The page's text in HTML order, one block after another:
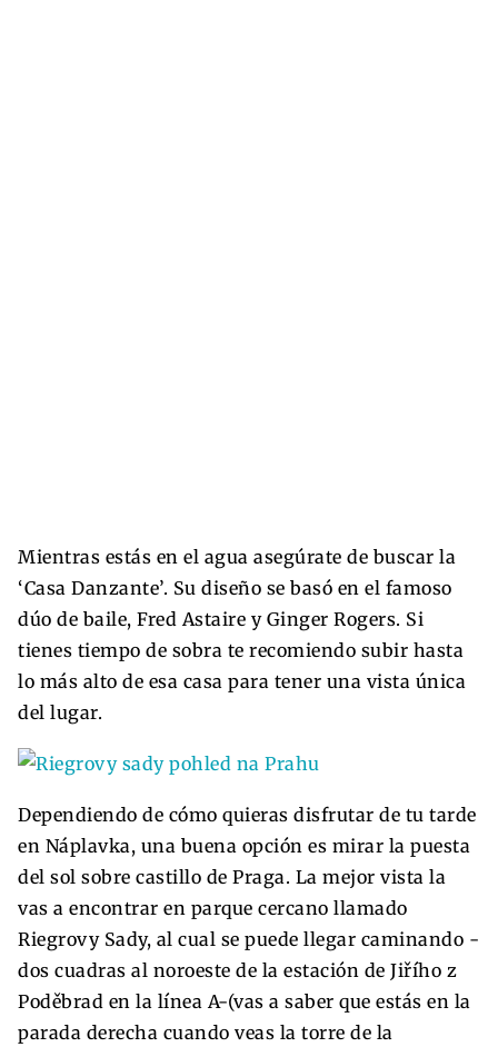
Mientras estás en el agua asegúrate de buscar la
‘Casa Danzante’. Su diseño se basó en el famoso
dúo de baile, Fred Astaire y Ginger Rogers. Si
tienes tiempo de sobra te recomiendo subir hasta
lo más alto de esa casa para tener una vista única
del lugar.
Dependiendo de cómo quieras disfrutar de tu tarde
en Náplavka, una buena opción es mirar la puesta
del sol sobre castillo de Praga. La mejor vista la
vas a encontrar en parque cercano llamado
Riegrovy Sady, al cual se puede llegar caminando -
dos cuadras al noroeste de la estación de Jiřího z
Poděbrad en la línea A-(vas a saber que estás en la
parada derecha cuando veas la torre de la